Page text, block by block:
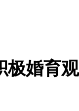
婚育